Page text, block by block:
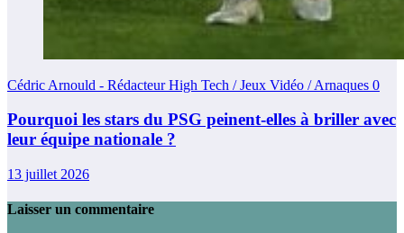
Cédric Arnould - Rédacteur High Tech / Jeux Vidéo / Arnaques 0
Pourquoi les stars du PSG peinent-elles à briller avec
leur équipe nationale ?
13 juillet 2026
Laisser un commentaire